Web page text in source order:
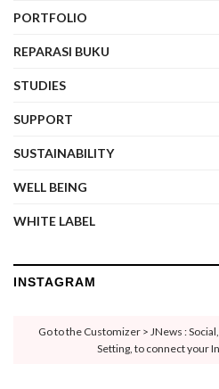
PORTFOLIO
REPARASI BUKU
STUDIES
SUPPORT
SUSTAINABILITY
WELL BEING
WHITE LABEL
INSTAGRAM
Go to the Customizer > JNews :
Setting, to connect your